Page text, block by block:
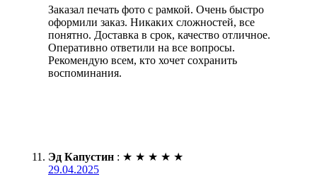
Заказал печать фото с рамкой. Очень быстро
оформили заказ. Никаких сложностей, все
понятно. Доставка в срок, качество отличное.
Оперативно ответили на все вопросы.
Рекомендую всем, кто хочет сохранить
воспоминания.
Эд Капустин : ★ ★ ★ ★ ★
29.04.2025